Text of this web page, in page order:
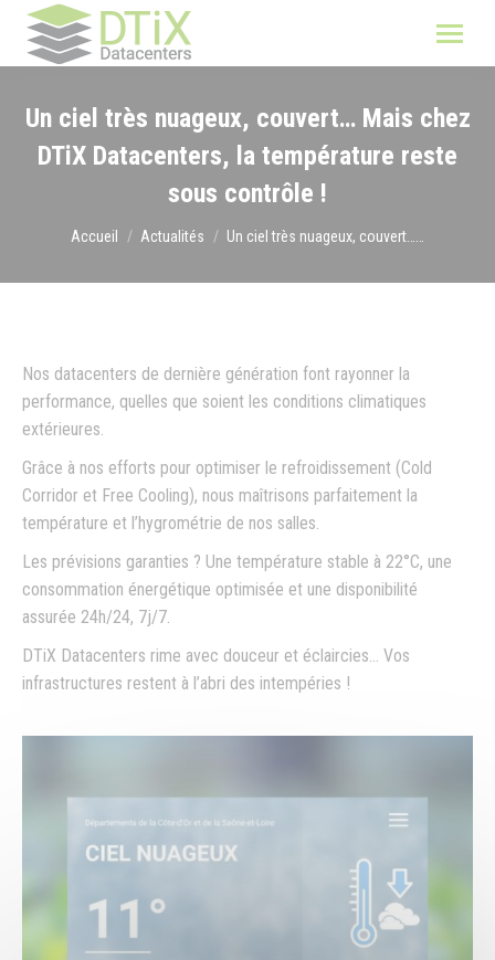
Un ciel très nuageux, couvert… Mais chez
DTiX Datacenters, la température reste
sous contrôle !
Vous êtes ici :
Accueil Actualités Un ciel très nuageux, couvert……
Nos datacenters de dernière génération font rayonner la
performance, quelles que soient les conditions climatiques
extérieures.
Grâce à nos efforts pour optimiser le refroidissement (Cold
Corridor et Free Cooling), nous maîtrisons parfaitement la
température et l’hygrométrie de nos salles.
Les prévisions garanties ? Une température stable à 22°C, une
consommation énergétique optimisée et une disponibilité
assurée 24h/24, 7j/7.
DTiX Datacenters rime avec douceur et éclaircies… Vos
infrastructures restent à l’abri des intempéries !